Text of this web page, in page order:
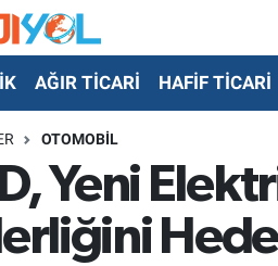
AĞIR TİCARİ HAFİF TİCARİ
OTOMOBİL
Yeni